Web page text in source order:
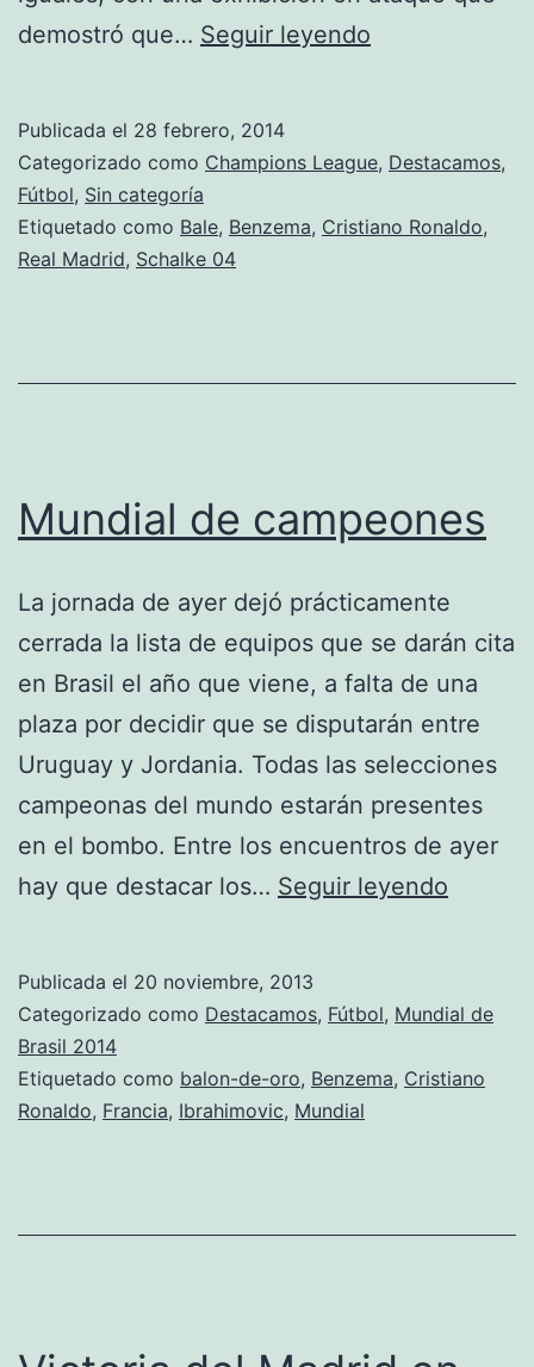
demostró que… Seguir leyendo
Publicada el 28 febrero, 2014
Categorizado como Champions League, Destacamos,
Fútbol, Sin categoría
Etiquetado como Bale, Benzema, Cristiano Ronaldo,
Real Madrid, Schalke 04
Mundial de campeones
La jornada de ayer dejó prácticamente
cerrada la lista de equipos que se darán cita
en Brasil el año que viene, a falta de una
plaza por decidir que se disputarán entre
Uruguay y Jordania. Todas las selecciones
campeonas del mundo estarán presentes
en el bombo. Entre los encuentros de ayer
hay que destacar los… Seguir leyendo
Publicada el 20 noviembre, 2013
Categorizado como Destacamos, Fútbol, Mundial de
Brasil 2014
Etiquetado como balon-de-oro, Benzema, Cristiano
Ronaldo, Francia, Ibrahimovic, Mundial